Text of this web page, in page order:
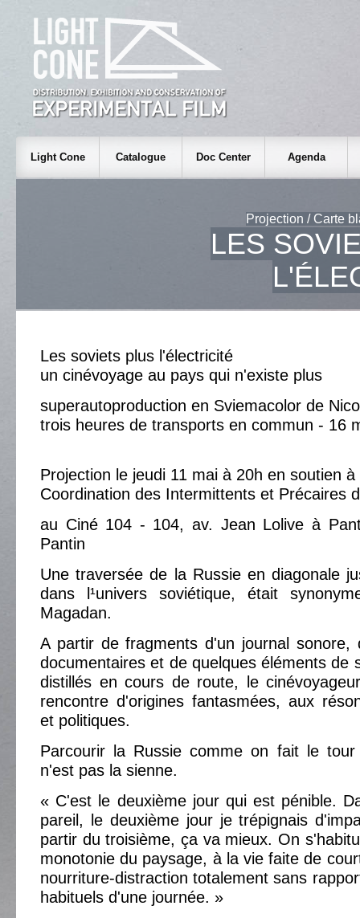
Light Cone Catalogue Doc Center Agenda
Projection / Carte
LES
Les soviets plus l'électricité
un cinévoyage au pays qui n'existe plus
superautoproduction en Sviemacolor de
trois heures de transports en commun - 16
Projection le jeudi 11 mai à 20h en soutien à
Coordination des Intermittents et Précaires
au Ciné 104 - 104, av. Jean Lolive à
Pantin
Une traversée de la Russie en diagonale
dans l¹univers soviétique, était
Magadan.
A partir de fragments d'un journal sonore,
documentaires et de quelques éléments de
distillés en cours de route, le
rencontre d'origines fantasmées, aux
et politiques.
Parcourir la Russie comme on fait le
n'est pas la sienne.
« C'est le deuxième jour qui est pénible.
pareil, le deuxième jour je trépignais
partir du troisième, ça va mieux. On
monotonie du paysage, à la vie faite de
nourriture-distraction totalement sans
habituels d'une journée. »